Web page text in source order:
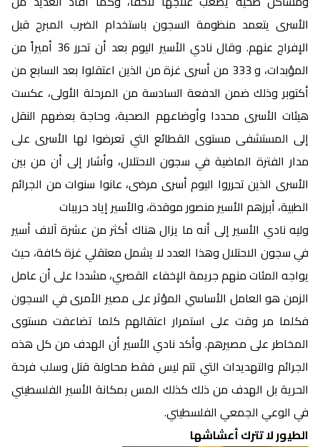
الأسرى يتعمد منظومة السجون باستخدام الضرب المبرح قبل
الإفراج عنهم. وقال نادي الأسير اليوم بعد أن تحرر 36 أميراً من
المؤبدات، و 333 من أسرى غزة من الذين اعتقلوا بعد السابع من
أكتوبر وذلك ضمن الدفعة السادسة من المرحلة الأولى، عكست
هيئات الأسرى محددا وأوضاعهم الصحية، وحاجة بعضهم النقل
إلى المستشفى مستوى القطائع التي تعرضوا لها الأسرى على
مدار الفترة الماضية في سجون الاحتلال، وأشار إلى أن من بين
الأسرى الذين تحرروا اليوم أسرى مرضى، عانوا سنوات من الجرائم
الطبية، أبرزهم الأسير منصور موقدة، والأسير إياد حريبات
وليه نادي الأسير إلى أنه ما يزال هناك أكثر من عشرة آلاف أسير
في سجون الاحتلال وهذا العدد لا يشمل معتقلي غزة كافة، حيث
يواجه المئات منهم جريمة الإخفاء القصري، مشددا على أن عامل
الزمن هو العامل الأساسي المؤثر على مصير الأمرى في السجون
فكلما مر وقت على استمرار اعتقالهم كلما تضاعفت مستوى
المخاطر على مصيرهم. وأكد نادي الأسير أن الهدف من كل هذه
الجرائم والتهديدات التي تتم ليس فقط محاولة قتل وسلب فرحة
الحرية بل الهدف من ذلك كذلك المس بمكانة الأسير الفلسطيني
في الوعي الجمعي الفلسطيني.
الطيور لا تترك أعشاشها